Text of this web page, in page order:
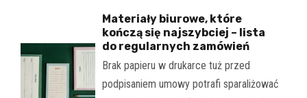
Materiały biurowe, które
kończą się najszybciej – lista
do regularnych zamówień
Brak papieru w drukarce tuż przed
podpisaniem umowy potrafi sparaliżować